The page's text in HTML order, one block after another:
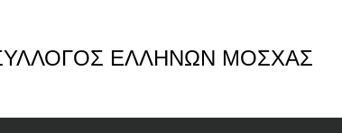
ΕΛΛΗΝΩΝ ΜΟΣΧΑΣ